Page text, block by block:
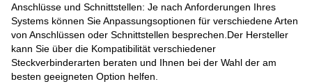
Anschlüsse und Schnittstellen: Je nach Anforderungen Ihres
Systems können Sie Anpassungsoptionen für verschiedene Arten
von Anschlüssen oder Schnittstellen besprechen.Der Hersteller
kann Sie über die Kompatibilität verschiedener
Steckverbinderarten beraten und Ihnen bei der Wahl der am
besten geeigneten Option helfen.